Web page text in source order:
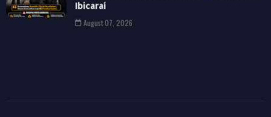
Ibicaraí
August 07, 2026